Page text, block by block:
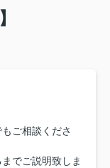
ご相談くださ
でご説明致しま